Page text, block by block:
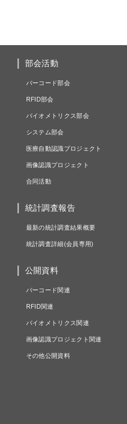
部会活動
バーコード部会
RFID部会
バイオメトリクス部会
システム部会
医療自動認識プロジェクト
画像認識プロジェクト
合同活動
統計調査報告
最新の統計調査結果概要
統計調査詳細(会員専用)
公開資料
バーコード関連
RFID関連
バイオメトリクス関連
画像認識プロジェクト関連
その他公開資料